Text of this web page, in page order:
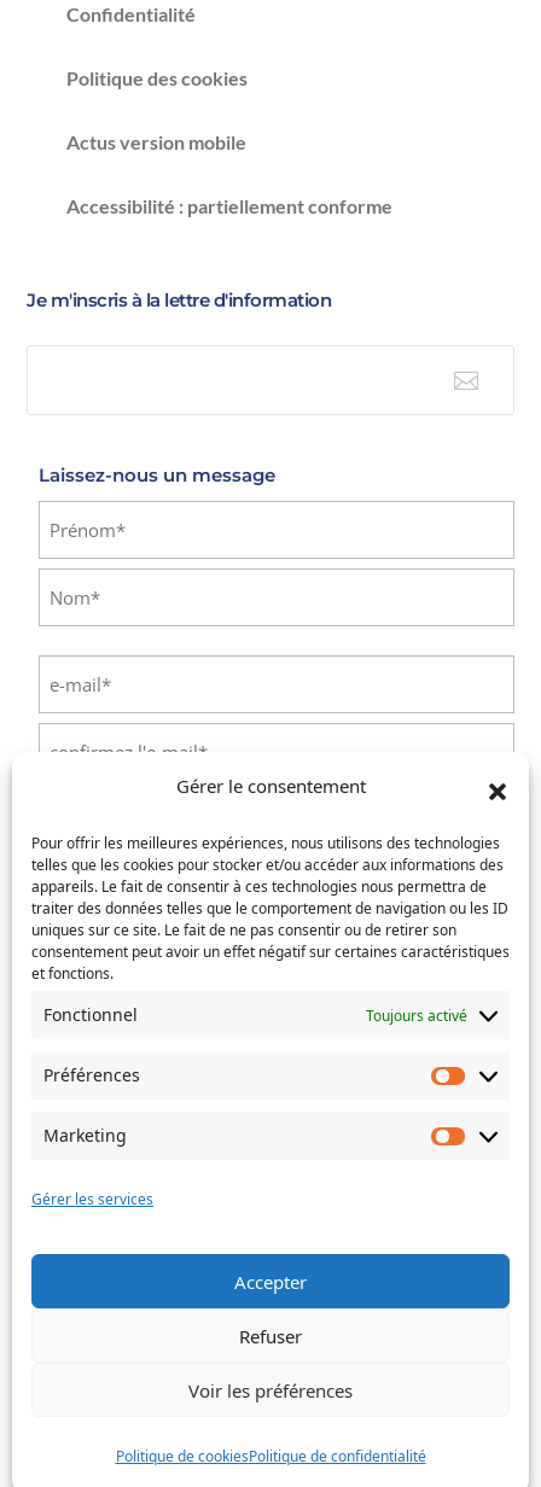
Gérer le consentement
Pour offrir les meilleures expériences, nous utilisons des technologies
telles que les cookies pour stocker et/ou accéder aux informations des
appareils. Le fait de consentir à ces technologies nous permettra de
traiter des données telles que le comportement de navigation ou les ID
uniques sur ce site. Le fait de ne pas consentir ou de retirer son
consentement peut avoir un effet négatif sur certaines caractéristiques
et fonctions.
Fonctionnel Toujours activé
Préférences
Marketing
Gérer les services
Accepter
Refuser
Voir les préférences
Politique de cookiesPolitique de confidentialité
Confidentialité
Politique des cookies
Actus version mobile
Accessibilité : partiellement conforme
Je m'inscris à la lettre d'information

Laissez-nous un message
Prénom
mail(Nécessaire)
Saisissez
un
mail
Service concerné (Nécessaire)
Si votre demande concerne des actes de naissance et/ou
de mariage, choisissez l'Etat-Civil comme service
©Ville de Trois-Bassins – 2022